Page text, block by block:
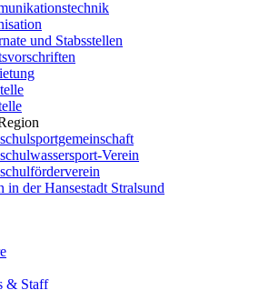
und Stabsstellen
Verein
in der Hansestadt Stralsund
& Staff